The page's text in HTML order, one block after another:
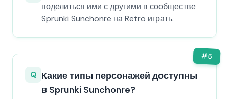
поделиться ими с другими в сообществе
Sprunki Sunchonre на Retro играть.
#5
Q Какие типы персонажей доступны
в Sprunki Sunchonre?